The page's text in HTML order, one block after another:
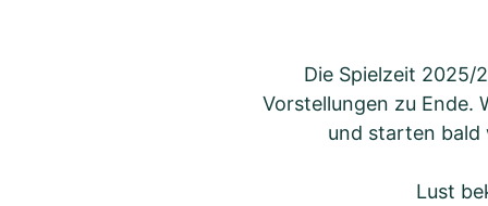
Die Spielzeit 2025/
Vorstellungen zu Ende.
und starten bald
Lust